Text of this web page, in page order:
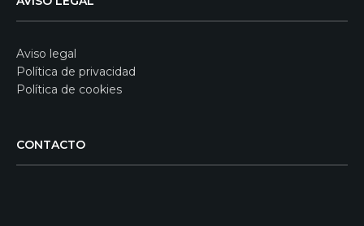
Aviso legal
Política de privacidad
Política de cookies
CONTACTO